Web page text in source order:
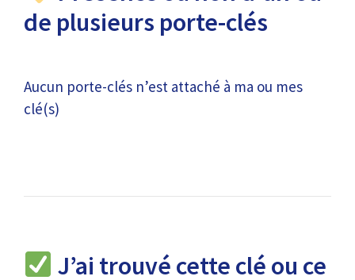
de plusieurs porte-clés
Aucun porte-clés n’est attaché à ma ou mes
clé(s)
J’ai trouvé cette clé ou ce